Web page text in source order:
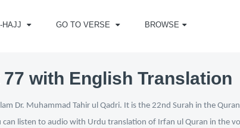
HAJJ GO TO VERSE BROWSE
with English Translation
Dr. Muhammad Tahir ul Qadri. It is the 22nd Surah in the
listen to audio with Urdu translation of Irfan ul Quran in the